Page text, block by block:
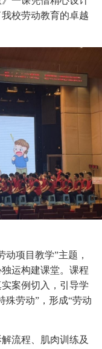
校劳动教育的卓越
动项目教学”主题，
运构建课堂。课程
案例切入，引导学
殊劳动”，形成“劳动
流程、肌肉训练及